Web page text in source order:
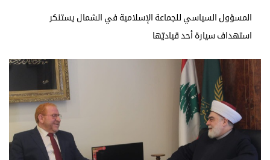
المسؤول السياسي للجماعة الإسلامية في الشمال يستنكر
استهداف سيارة أحد قياديّها